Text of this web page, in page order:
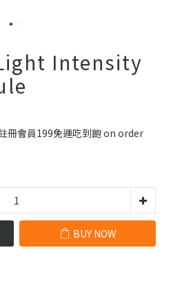
Intensity
冊會員199免運吃到飽 on order
BUY NOW